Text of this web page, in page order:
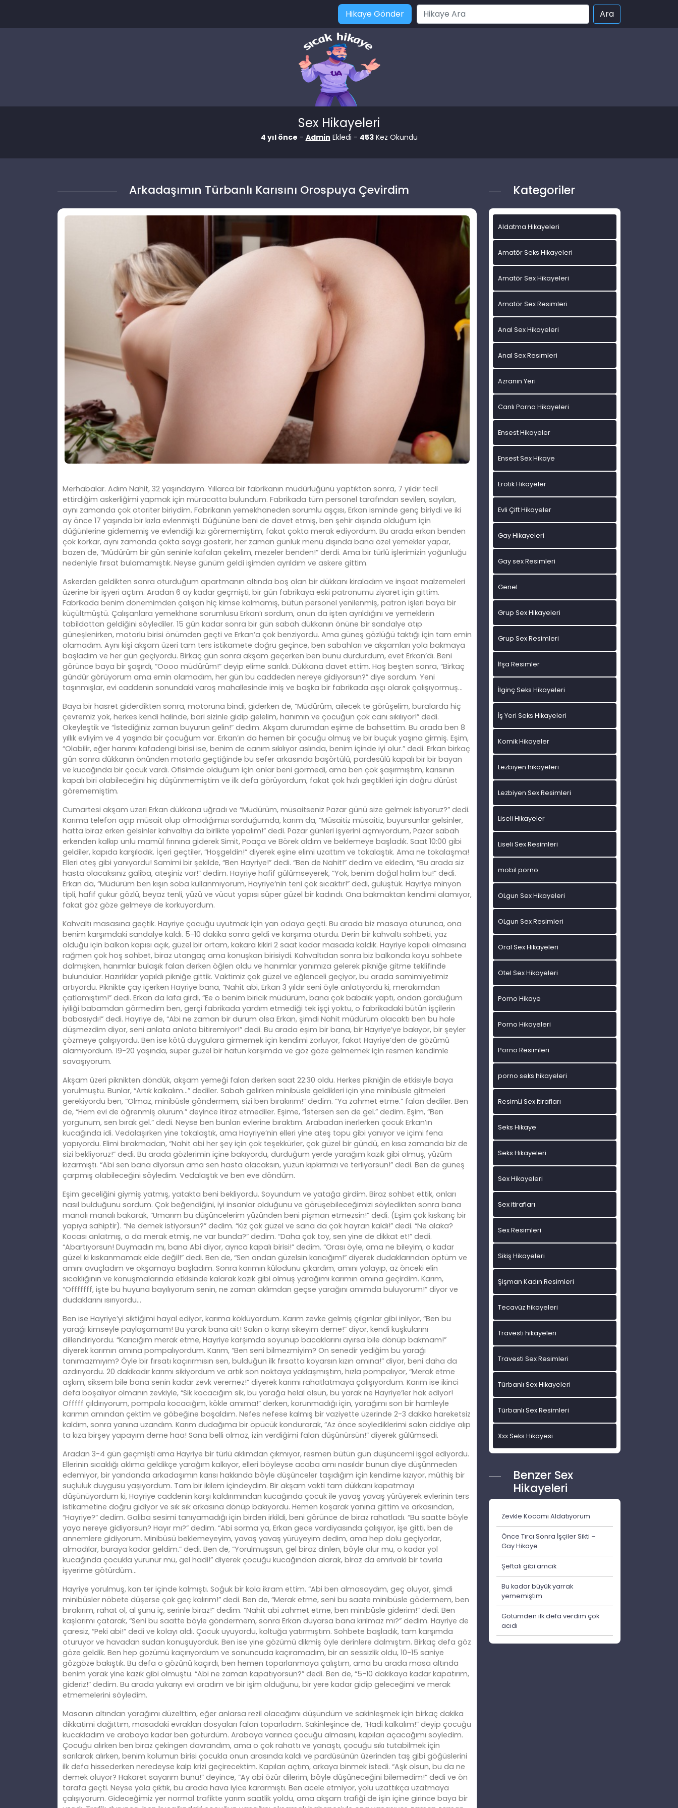
Hikaye Gönder
Sex Hikayeleri
4 yıl önce - Admin Ekledi - 453Kez Okundu
Arkadaşımın Türbanlı Karısını Orospuya Çevirdim
Merhabalar. Adım Nahit, 32 yaşındayım. Yıllarca bir fabrikanın müdürlüğünü yaptıktan sonra, 7 yıldır tecil
ettirdiğim askerliğimi yapmak için müracatta bulundum. Fabrikada tüm personel tarafından sevilen, sayılan,
aynı zamanda çok otoriter biriydim. Fabrikanın yemekhaneden sorumlu aşçısı, Erkan isminde genç biriydi ve iki
ay önce 17 yaşında bir kızla evlenmişti. Düğününe beni de davet etmiş, ben şehir dışında olduğum için
düğünlerine gidememiş ve evlendiği kızı görememiştim, fakat çokta merak ediyordum. Bu arada erkan benden
çok korkar, aynı zamanda çokta saygı gösterir, her zaman günlük menü dışında bana özel yemekler yapar,
bazen de, “Müdürüm bir gün seninle kafaları çekelim, mezeler benden!” derdi. Ama bir türlü işlerimizin yoğunluğu
nedeniyle fırsat bulamamıştık. Neyse günüm geldi işimden ayrıldım ve askere gittim.
Askerden geldikten sonra oturduğum apartmanın altında boş olan bir dükkanı kiraladım ve inşaat malzemeleri
üzerine bir işyeri açtım. Aradan 6 ay kadar geçmişti, bir gün fabrikaya eski patronumu ziyaret için gittim.
Fabrikada benim dönemimden çalışan hiç kimse kalmamış, bütün personel yenilenmiş, patron işleri baya bir
küçültmüştü. Çalışanlara yemekhane sorumlusu Erkan’ı sordum, onun da işten ayrıldığını ve yemeklerin
tabildottan geldiğini söylediler. 15 gün kadar sonra bir gün sabah dükkanın önüne bir sandalye atıp
güneşlenirken, motorlu birisi önümden geçti ve Erkan’a çok benziyordu. Ama güneş gözlüğü taktığı için tam emin
olamadım. Aynı kişi akşam üzeri tam ters istikamete doğru geçince, ben sabahları ve akşamları yola bakmaya
başladım ve her gün geçiyordu. Birkaç gün sonra akşam geçerken ben bunu durdurdum, evet Erkan’dı. Beni
görünce baya bir şaşırdı, “Oooo müdürüm!” deyip elime sarıldı. Dükkana davet ettim. Hoş beşten sonra, “Birkaç
gündür görüyorum ama emin olamadım, her gün bu caddeden nereye gidiyorsun?” diye sordum. Yeni
taşınmışlar, evi caddenin sonundaki varoş mahallesinde imiş ve başka bir fabrikada aşçı olarak çalışıyormuş…
Baya bir hasret giderdikten sonra, motoruna bindi, giderken de, “Müdürüm, ailecek te görüşelim, buralarda hiç
çevremiz yok, herkes kendi halinde, bari sizinle gidip gelelim, hanımın ve çocuğun çok canı sıkılıyor!” dedi.
Okeyleştik ve “İstediğiniz zaman buyurun gelin!” dedim. Akşam durumdan eşime de bahsettim. Bu arada ben 8
yıllık evliyim ve 4 yaşında bir çocuğum var. Erkan’ın da hemen bir çocuğu olmuş ve bir buçuk yaşına girmiş. Eşim,
“Olabilir, eğer hanımı kafadengi birisi ise, benim de canım sıkılıyor aslında, benim içinde iyi olur.” dedi. Erkan birkaç
gün sonra dükkanın önünden motorla geçtiğinde bu sefer arkasında başörtülü, pardesülü kapalı bir bir bayan
ve kucağında bir çocuk vardı. Ofisimde olduğum için onlar beni görmedi, ama ben çok şaşırmıştım, karısının
kapalı biri olabileceğini hiç düşünmemiştim ve ilk defa görüyordum, fakat çok hızlı geçtikleri için doğru dürüst
görememiştim.
Cumartesi akşam üzeri Erkan dükkana uğradı ve “Müdürüm, müsaitseniz Pazar günü size gelmek istiyoruz?” dedi.
Karıma telefon açıp müsait olup olmadığımızı sorduğumda, karım da, “Müsaitiz müsaitiz, buyursunlar gelsinler,
hatta biraz erken gelsinler kahvaltıyı da birlikte yapalım!” dedi. Pazar günleri işyerini açmıyordum, Pazar sabah
erkenden kalkıp unlu mamül fırınına giderek Simit, Poaça ve Börek aldım ve beklemeye başladık. Saat 10:00 gibi
geldiler, kapıda karşıladık. İçeri geçtiler, “Hoşgeldin!” diyerek eşine elimi uzattım ve tokalaştık. Ama ne tokalaşma!
Elleri ateş gibi yanıyordu! Samimi bir şekilde, “Ben Hayriye!” dedi. “Ben de Nahit!” dedim ve ekledim, “Bu arada siz
hasta olacaksınız galiba, ateşiniz var!” dedim. Hayriye hafif gülümseyerek, “Yok, benim doğal halim bu!” dedi.
Erkan da, “Müdürüm ben kışın soba kullanmıyorum, Hayriye’nin teni çok sıcaktır!” dedi, gülüştük. Hayriye minyon
tipli, hafif çukur gözlü, beyaz tenli, yüzü ve vücut yapısı süper güzel bir kadındı. Ona bakmaktan kendimi alamıyor,
fakat göz göze gelmeye de korkuyordum.
Kahvaltı masasına geçtik. Hayriye çocuğu uyutmak için yan odaya geçti. Bu arada biz masaya oturunca, ona
benim karşımdaki sandalye kaldı. 5-10 dakika sonra geldi ve karşıma oturdu. Derin bir kahvaltı sohbeti, yaz
olduğu için balkon kapısı açık, güzel bir ortam, kakara kikiri 2 saat kadar masada kaldık. Hayriye kapalı olmasına
rağmen çok hoş sohbet, biraz utangaç ama konuşkan birisiydi. Kahvaltıdan sonra biz balkonda koyu sohbete
dalmışken, hanımlar bulaşık falan derken öğlen oldu ve hanımlar yanımıza gelerek pikniğe gitme teklifinde
bulundular. Hazırlıklar yapıldı pikniğe gittik. Vaktimiz çok güzel ve eğlenceli geçiyor, bu arada samimiyetimiz
artıyordu. Piknikte çay içerken Hayriye bana, “Nahit abi, Erkan 3 yıldır seni öyle anlatıyordu ki, merakımdan
çatlamıştım!” dedi. Erkan da lafa girdi, “Ee o benim biricik müdürüm, bana çok babalık yaptı, ondan gördüğüm
iyiliği babamdan görmedim ben, gerçi fabrikada yardım etmediği tek işçi yoktu, o fabrikadaki bütün işçilerin
babasıydı!” dedi. Hayriye de, “Abi ne zaman bir durum olsa Erkan, şimdi Nahit müdürüm olacaktı ben bu hale
düşmezdim diyor, seni anlata anlata bitiremiyor!” dedi. Bu arada eşim bir bana, bir Hayriye’ye bakıyor, bir şeyler
çözmeye çalışıyordu. Ben ise kötü duygulara girmemek için kendimi zorluyor, fakat Hayriye’den de gözümü
alamıyordum. 19-20 yaşında, süper güzel bir hatun karşımda ve göz göze gelmemek için resmen kendimle
savaşıyorum.
Akşam üzeri piknikten döndük, akşam yemeği falan derken saat 22:30 oldu. Herkes pikniğin de etkisiyle baya
yorulmuştu. Bunlar, “Artık kalkalım…” dediler. Sabah gelirken minibüsle geldikleri için yine minibüsle gitmeleri
gerekiyordu ben, “Olmaz, minibüsle göndermem, sizi ben bırakırım!” dedim. “Ya zahmet etme.” falan dediler. Ben
de, “Hem evi de öğrenmiş olurum.” deyince itiraz etmediler. Eşime, “İstersen sen de gel.” dedim. Eşim, “Ben
yorgunum, sen bırak gel.” dedi. Neyse ben bunları evlerine bıraktım. Arabadan inerlerken çocuk Erkan’ın
kucağında idi. Vedalaşırken yine tokalaştık, ama Hayriye’nin elleri yine ateş topu gibi yanıyor ve içimi fena
yapıyordu. Elimi bırakmadan, “Nahit abi her şey için çok teşekkürler, çok güzel bir gündü, en kısa zamanda biz de
sizi bekliyoruz!” dedi. Bu arada gözlerimin içine bakıyordu, durduğum yerde yarağım kazık gibi olmuş, yüzüm
kızarmıştı. “Abi sen bana diyorsun ama sen hasta olacaksın, yüzün kıpkırmızı ve terliyorsun!” dedi. Ben de güneş
çarpmış olabileceğini söyledim. Vedalaştık ve ben eve döndüm.
Eşim geceliğini giymiş yatmış, yatakta beni bekliyordu. Soyundum ve yatağa girdim. Biraz sohbet ettik, onları
nasıl bulduğunu sordum. Çok beğendiğini, iyi insanlar olduğunu ve görüşebileceğimizi söyledikten sonra bana
manalı manalı bakarak, “Umarım bu düşüncelerim yüzünden beni pişman etmezsin!” dedi. (Eşim çok kıskanç bir
yapıya sahiptir). “Ne demek istiyorsun?” dedim. “Kız çok güzel ve sana da çok hayran kaldı!” dedi. “Ne alaka?
Kocası anlatmış, o da merak etmiş, ne var bunda?” dedim. “Daha çok toy, sen yine de dikkat et!” dedi.
“Abartıyorsun! Duymadın mı, bana Abi diyor, ayrıca kapalı birisi!” dedim. “Orası öyle, ama ne bileyim, o kadar
güzel ki kıskanmamak elde değil!” dedi. Ben de, “Sen ondan güzelsin karıcığım!” diyerek dudaklarından öptüm ve
amını avuçladım ve okşamaya başladım. Sonra karımın külodunu çıkardım, amını yalayıp, az önceki elin
sıcaklığının ve konuşmalarında etkisinde kalarak kazık gibi olmuş yarağımı karımın amına geçirdim. Karım,
“Offfffff, işte bu huyuna bayılıyorum senin, ne zaman aklımdan geçse yarağını amımda buluyorum!” diyor ve
dudaklarını ısırıyordu…
Ben ise Hayriye’yi siktiğimi hayal ediyor, karıma köklüyordum. Karım zevke gelmiş çılgınlar gibi inliyor, “Ben bu
yarağı kimseyle paylaşamam! Bu yarak bana ait! Sakın o karıyı sikeyim deme!” diyor, kendi kuşkularını
dillendiriyordu. “Karıcığım merak etme, Hayriye karşımda soyunup bacaklarını ayırsa bile dönüp bakmam!”
diyerek karımın amına pompalıyordum. Karım, “Ben seni bilmezmiyim? On senedir yediğim bu yarağı
tanımazmıyım? Öyle bir fırsatı kaçırırmısın sen, bulduğun ilk fırsatta koyarsın kızın amına!” diyor, beni daha da
azdırıyordu. 20 dakikadır karımı sikiyordum ve artık son noktaya yaklaşmıştım, hızla pompalıyor, “Merak etme
aşkım, siksem bile bana senin kadar zevk veremez!” diyerek karımı rahatlatmaya çalışıyordum. Karım ise ikinci
defa boşalıyor olmanın zevkiyle, “Sik kocacığım sik, bu yarağa helal olsun, bu yarak ne Hayriye’ler hak ediyor!
Offfff çıldırıyorum, pompala kocacığım, kökle amıma!” derken, korunmadığı için, yarağımı son bir hamleyle
karımın amından çektim ve göbeğine boşaldım. Nefes nefese kalmış bir vaziyette üzerinde 2-3 dakika hareketsiz
kaldım, sonra yanına uzandım. Karım dudağıma bir öpücük kondurarak, “Az önce söylediklerimi sakın ciddiye alıp
ta kıza birşey yapayım deme haa! Sana belli olmaz, izin verdiğimi falan düşünürsün!” diyerek gülümsedi.
Aradan 3-4 gün geçmişti ama Hayriye bir türlü aklımdan çıkmıyor, resmen bütün gün düşüncemi işgal ediyordu.
Ellerinin sıcaklığı aklıma geldikçe yarağım kalkıyor, elleri böyleyse acaba amı nasıldır bunun diye düşünmeden
edemiyor, bir yandanda arkadaşımın karısı hakkında böyle düşünceler taşıdığım için kendime kızıyor, müthiş bir
suçluluk duygusu yaşıyordum. Tam bir ikilem içindeydim. Bir akşam vakti tam dükkanı kapatmayı
düşünüyordum ki, Hayriye caddenin karşı kaldırımından kucağında çocuk ile yavaş yavaş yürüyerek evlerinin ters
istikametine doğru gidiyor ve sık sık arkasına dönüp bakıyordu. Hemen koşarak yanına gittim ve arkasından,
“Hayriye?” dedim. Galiba sesimi tanıyamadığı için birden irkildi, beni görünce de biraz rahatladı. “Bu saatte böyle
yaya nereye gidiyorsun? Hayır mı?” dedim. “Abi sorma ya, Erkan gece vardiyasında çalışıyor, işe gitti, ben de
annemlere gidiyorum. Minibüsü beklemeyeyim, yavaş yavaş yürüyeyim dedim, ama hep dolu geçiyorlar,
almadılar, buraya kadar geldim.” dedi. Ben de, “Yorulmuşsun, gel biraz dinlen, böyle olur mu, o kadar yol
kucağında çocukla yürünür mü, gel hadi!” diyerek çocuğu kucağından alarak, biraz da emrivaki bir tavırla
işyerime götürdüm…
Hayriye yorulmuş, kan ter içinde kalmıştı. Soğuk bir kola ikram ettim. “Abi ben almasaydım, geç oluyor, şimdi
minibüsler nöbete düşerse çok geç kalırım!” dedi. Ben de, “Merak etme, seni bu saate minibüsle gödermem, ben
bırakırım, rahat ol, al şunu iç, serinle biraz!” dedim. “Nahit abi zahmet etme, ben minibüsle giderim!” dedi. Ben
kaşlarımı çatarak, “Seni bu saatte böyle göndermem, sonra Erkan duyarsa bana kırılmaz mı?” dedim. Hayriye de
çaresiz, “Peki abi!” dedi ve kolayı aldı. Çocuk uyuyordu, koltuğa yatırmıştım. Sohbete başladık, tam karşımda
oturuyor ve havadan sudan konuşuyorduk. Ben ise yine gözümü dikmiş öyle derinlere dalmıştım. Birkaç defa göz
göze geldik. Ben hep gözümü kaçırıyordum ve sonuncuda kaçıramadım, bir an sessizlik oldu, 10-15 saniye
gözgöze bakıştık. Bu defa o gözünü kaçırdı, ben hemen toparlanmaya çalıştım, ama bu arada masa altında
benim yarak yine kazık gibi olmuştu. “Abi ne zaman kapatıyorsun?” dedi. Ben de, “5-10 dakikaya kadar kapatırım,
gideriz!” dedim. Bu arada yukarıyı evi aradım ve bir işim olduğunu, bir yere kadar gidip geleceğimi ve merak
etmemelerini söyledim.
Masanın altından yarağımı düzelttim, eğer anlarsa rezil olacağımı düşündüm ve sakinleşmek için birkaç dakika
dikkatimi dağıttım, masadaki evrakları dosyaları falan toparladım. Sakinleşince de, “Hadi kalkalım!” deyip çocuğu
kucakladım ve arabaya kadar ben götürdüm. Arabaya varınca çocuğu almasını, kapıları açacağımı söyledim.
Çocuğu alırken ben biraz çekingen davrandım, ama o çok rahattı ve yanaştı, çocuğu sıkı tutabilmek için
sarılarak alırken, benim kolumun birisi çocukla onun arasında kaldı ve pardüsünün üzerinden taş gibi göğüslerini
ilk defa hissederken neredeyse kalp krizi geçirecektim. Kapıları açtım, arkaya binmek istedi. “Aşk olsun, bu da ne
demek oluyor? Hakaret sayarım bunu!” deyince, “Ay abi özür dilerim, böyle düşüneceğini bilemedim!” dedi ve ön
tarafa geçti. Neyse yola çıktık, bu arada hava iyice kararmıştı. Ben acele etmiyor, yolu uzattıkça uzatmaya
çalışıyorum. Gideceğimiz yer normal trafikte yarım saatlik yoldu, ama akşam trafiği de işin içine girince baya bir
Kategoriler
Aldatma Hikayeleri
Amatör Seks Hikayeleri
Amatör Sex Hikayeleri
Amatör Sex Resimleri
Anal Sex Hikayeleri
Anal Sex Resimleri
Azranın Yeri
Canlı Porno Hikayeleri
Ensest Hikayeler
Ensest Sex Hikaye
Erotik Hikayeler
Evli Çift Hikayeler
Gay Hikayeleri
Gay sex Resimleri
Genel
Grup Sex Hikayeleri
Grup Sex Resimleri
İfşa Resimler
İlginç Seks Hikayeleri
İş Yeri Seks Hikayeleri
Komik Hikayeler
Lezbiyen hikayeleri
Lezbiyen Sex Resimleri
Liseli Hikayeler
Liseli Sex Resimleri
mobil porno
OLgun Sex Hikayeleri
OLgun Sex Resimleri
Oral Sex Hikayeleri
Otel Sex Hikayeleri
Porno Hikaye
Porno Hikayeleri
Porno Resimleri
porno seks hikayeleri
ResimLi Sex itirafları
Seks Hikaye
Seks Hikayeleri
Sex Hikayeleri
Sex itirafları
Sex Resimleri
Sikiş Hikayeleri
Şişman Kadın Resimleri
Tecavüz hikayeleri
Travesti hikayeleri
Travesti Sex Resimleri
Türbanlı Sex Hikayeleri
Türbanlı Sex Resimleri
Xxx Seks Hikayesi
Benzer Sex
Hikayeleri
Zevkle Kocamı Aldatıyorum
Önce Tırcı Sonra İşçiler Sikti –
Gay Hikaye
Şeftalı gibi amcık
Bu kadar büyük yarrak
yememiştim
Götümden ilk defa verdim çok
acıdı